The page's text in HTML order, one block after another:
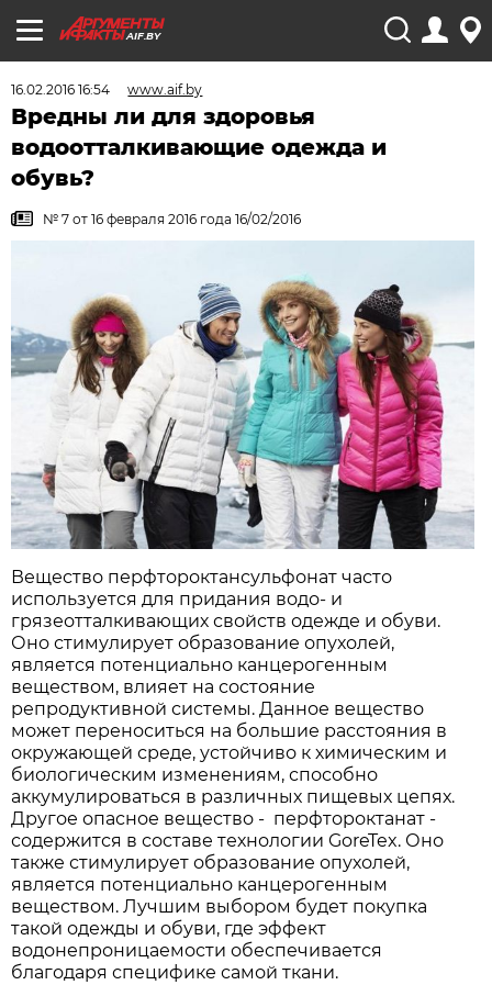
AIF.BY
16.02.2016 16:54 www.aif.by
Вредны ли для здоровья
водоотталкивающие одежда и
обувь?
№ 7 от 16 февраля 2016 года 16/02/2016
Вещество перфтороктансульфонат часто
используется для придания водо- и
грязеотталкивающих свойств одежде и обуви.
Оно стимулирует образование опухолей,
является потенциально канцерогенным
веществом, влияет на состояние
репродуктивной системы. Данное вещество
может переноситься на большие расстояния в
окружающей среде, устойчиво к химическим и
биологическим изменениям, способно
аккумулироваться в различных пищевых цепях.
Другое опасное вещество - перфтороктанат -
содержится в составе технологии GoreTex. Оно
также стимулирует образование опухолей,
является потенциально канцерогенным
веществом. Лучшим выбором будет покупка
такой одежды и обуви, где эффект
водонепроницаемости обеспечивается
благодаря специфике самой ткани.